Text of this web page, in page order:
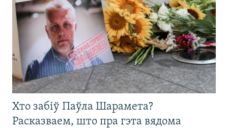
Хто забіў Паўла Шарамета?
Расказваем, што пра гэта вядома